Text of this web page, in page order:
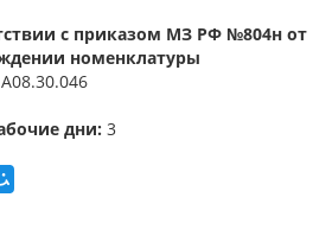
с приказом МЗ РФ №804н от
номенклатуры
А08.30.046
дни: 3